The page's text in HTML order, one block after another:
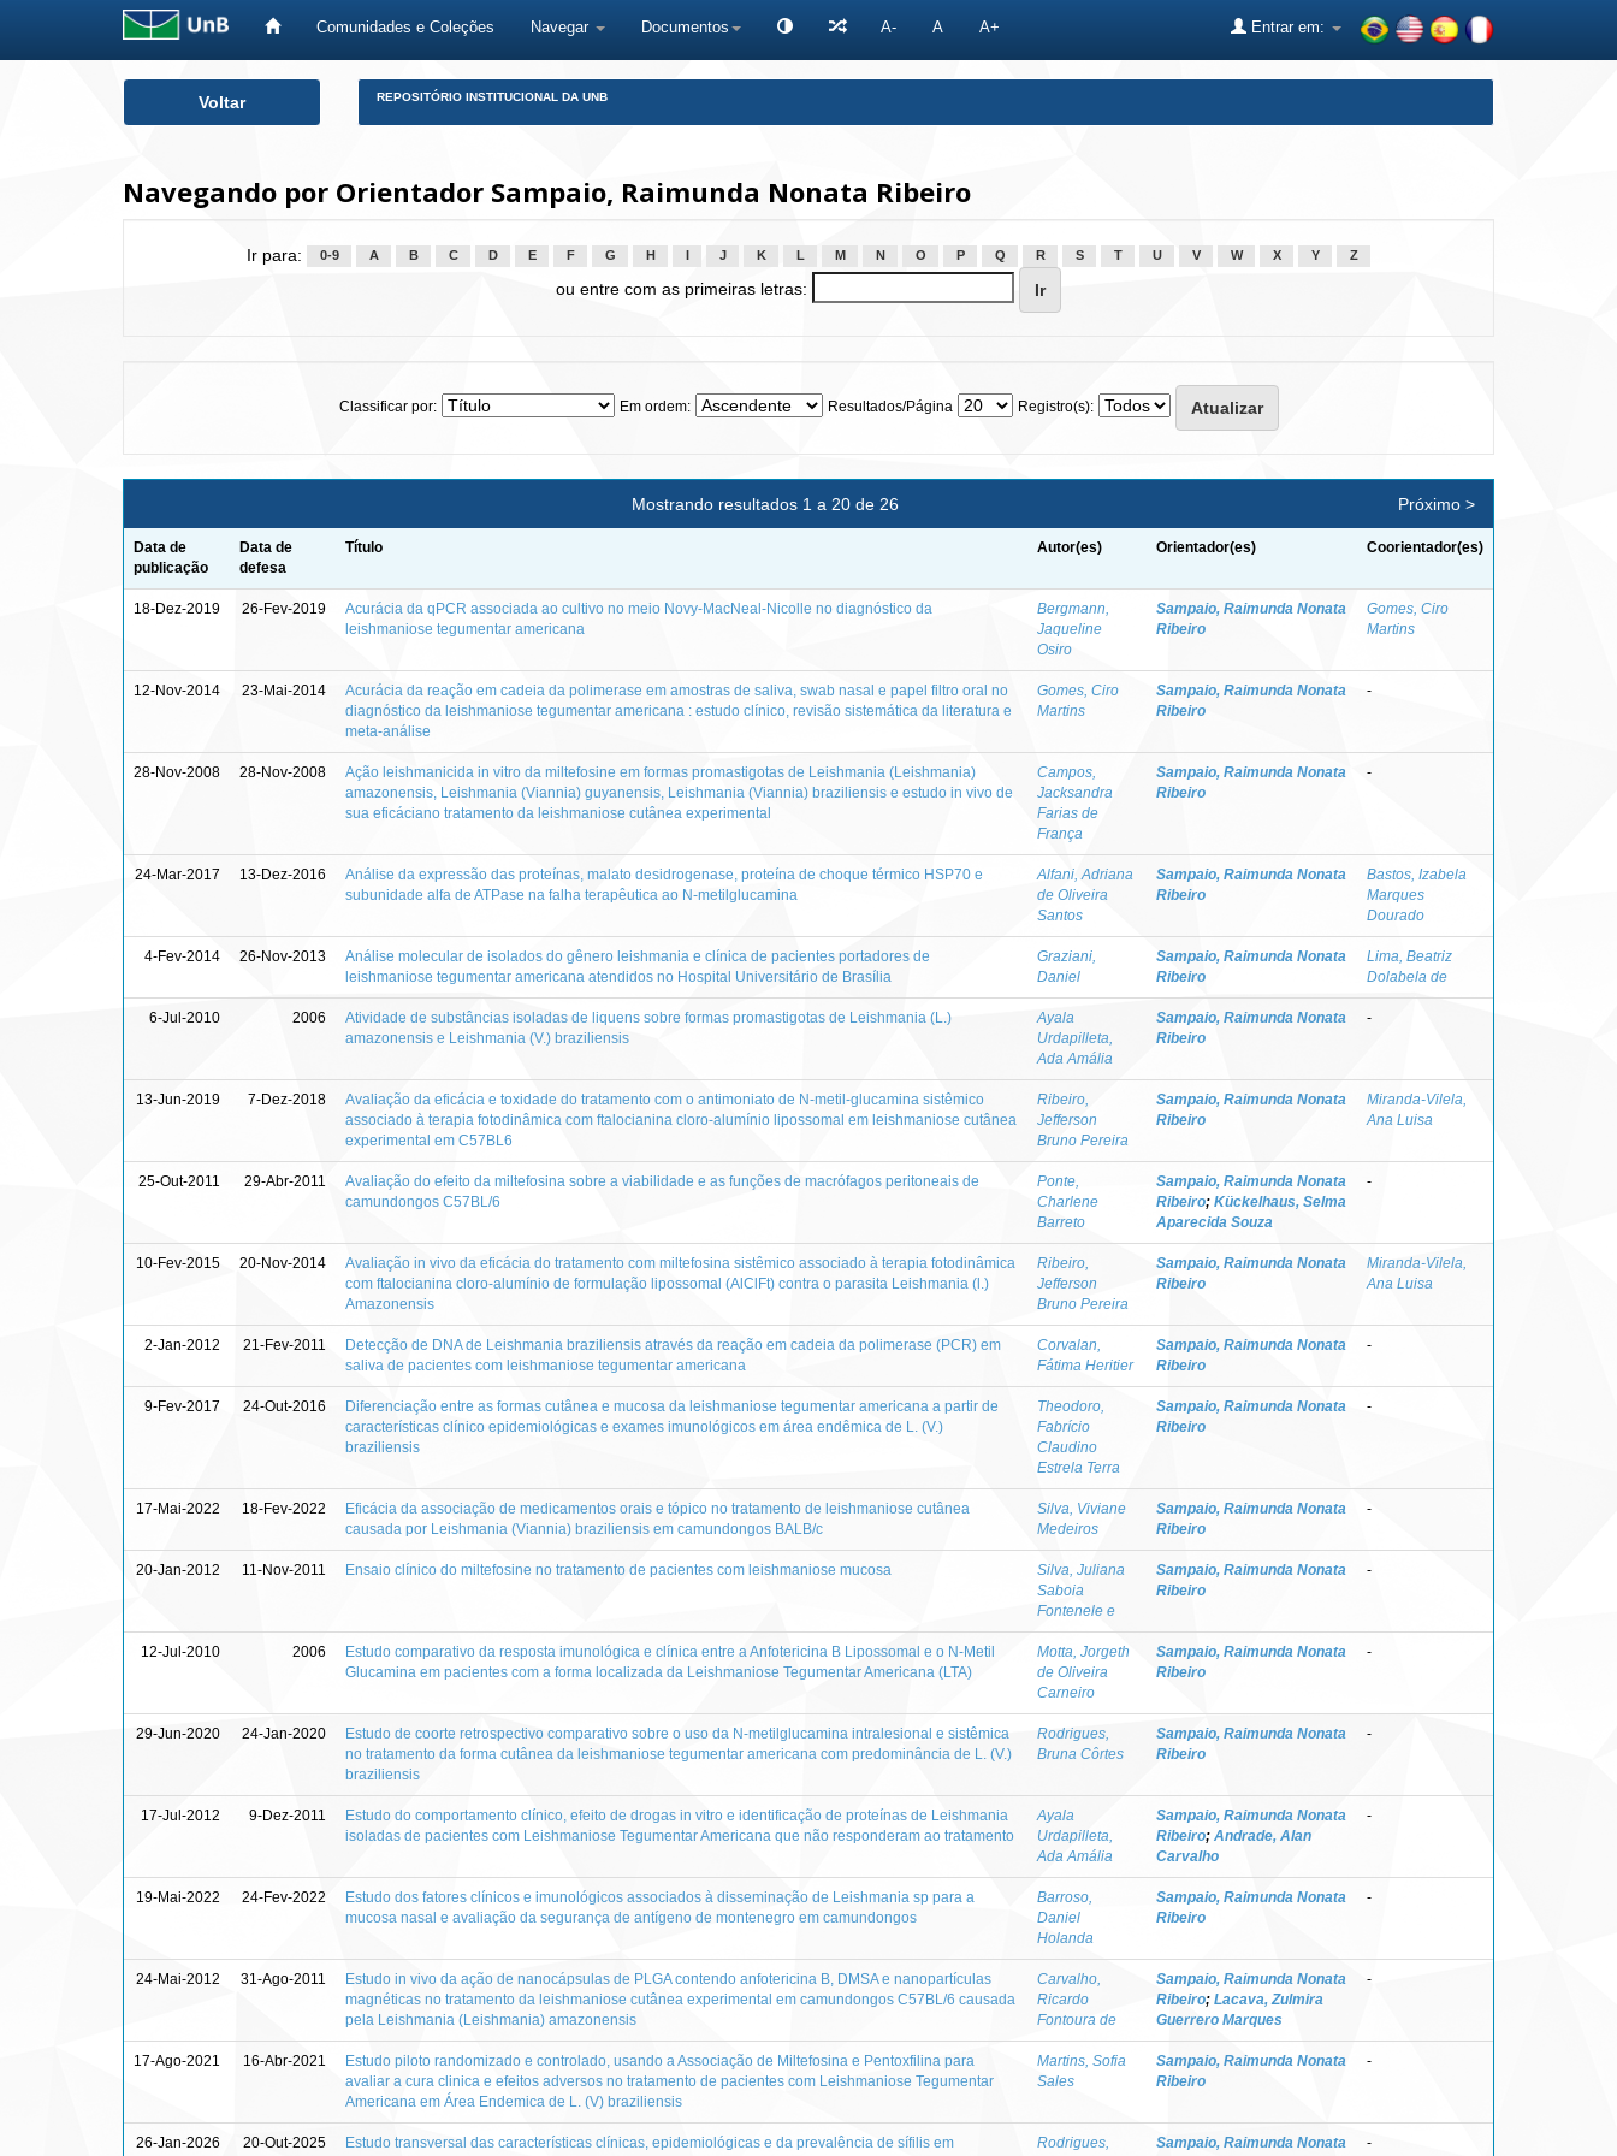
Comunidades e Coleções Navegar Documentos A- A A+ Entrar em:
Voltar REPOSITÓRIO INSTITUCIONAL DA UNB
Navegando por Orientador Sampaio, Raimunda Nonata Ribeiro
Ir para: 0-9 A B C D E F G H J K L M N O P Q R S T U V W X Y Z
ou entre com as primeiras letras:
Classificar por: Em ordem: Resultados/Página Registro(s):
Mostrando resultados 1 a 20 de 26 Próximo >
Data de
publicação
Data de
defesa
Título Autor(es) Orientador(es) Coorientador(es)
18-Dez-2019 26-Fev-2019
Acurácia da qPCR associada ao cultivo no meio Novy-MacNeal-Nicolle no diagnóstico da
leishmaniose tegumentar americana
Bergmann,
Jaqueline
Osiro
Sampaio, Raimunda Nonata
Ribeiro
Gomes, Ciro
Martins
12-Nov-2014 23-Mai-2014
Acurácia da reação em cadeia da polimerase em amostras de saliva, swab nasal e papel filtro oral no
diagnóstico da leishmaniose tegumentar americana : estudo clínico, revisão sistemática da literatura e
meta-análise
Gomes, Ciro
Martins
Sampaio, Raimunda Nonata
Ribeiro
-
28-Nov-2008 28-Nov-2008
Ação leishmanicida in vitro da miltefosine em formas promastigotas de Leishmania (Leishmania)
amazonensis, Leishmania (Viannia) guyanensis, Leishmania (Viannia) braziliensis e estudo in vivo de
sua eficáciano tratamento da leishmaniose cutânea experimental
Campos,
Jacksandra
Farias de
França
Sampaio, Raimunda Nonata
Ribeiro
-
24-Mar-2017 13-Dez-2016
Análise da expressão das proteínas, malato desidrogenase, proteína de choque térmico HSP70 e
subunidade alfa de ATPase na falha terapêutica ao N-metilglucamina
Alfani, Adriana
de Oliveira
Santos
Sampaio, Raimunda Nonata
Ribeiro
Bastos, Izabela
Marques
Dourado
4-Fev-2014 26-Nov-2013
Análise molecular de isolados do gênero leishmania e clínica de pacientes portadores de
leishmaniose tegumentar americana atendidos no Hospital Universitário de Brasília
Graziani,
Daniel
Sampaio, Raimunda Nonata
Ribeiro
Lima, Beatriz
Dolabela de
6-Jul-2010 2006
Atividade de substâncias isoladas de liquens sobre formas promastigotas de Leishmania (L.)
amazonensis e Leishmania (V.) braziliensis
Ayala
Urdapilleta,
Ada Amália
Sampaio, Raimunda Nonata
Ribeiro
-
13-Jun-2019 7-Dez-2018
Avaliação da eficácia e toxidade do tratamento com o antimoniato de N-metil-glucamina sistêmico
associado à terapia fotodinâmica com ftalocianina cloro-alumínio lipossomal em leishmaniose cutânea
experimental em C57BL6
Ribeiro,
Jefferson
Bruno Pereira
Sampaio, Raimunda Nonata
Ribeiro
Miranda-Vilela,
Ana Luisa
25-Out-2011 29-Abr-2011
Avaliação do efeito da miltefosina sobre a viabilidade e as funções de macrófagos peritoneais de
camundongos C57BL/6
Ponte,
Charlene
Barreto
Sampaio, Raimunda Nonata
Ribeiro; Kückelhaus, Selma
Aparecida Souza
-
10-Fev-2015 20-Nov-2014
Avaliação in vivo da eficácia do tratamento com miltefosina sistêmico associado à terapia fotodinâmica
com ftalocianina cloro-alumínio de formulação lipossomal (AlClFt) contra o parasita Leishmania (l.)
Amazonensis
Ribeiro,
Jefferson
Bruno Pereira
Sampaio, Raimunda Nonata
Ribeiro
Miranda-Vilela,
Ana Luisa
2-Jan-2012 21-Fev-2011
Detecção de DNA de Leishmania braziliensis através da reação em cadeia da polimerase (PCR) em
saliva de pacientes com leishmaniose tegumentar americana
Corvalan,
Fátima Heritier
Sampaio, Raimunda Nonata
Ribeiro
-
9-Fev-2017 24-Out-2016
Diferenciação entre as formas cutânea e mucosa da leishmaniose tegumentar americana a partir de
características clínico epidemiológicas e exames imunológicos em área endêmica de L. (V.)
braziliensis
Theodoro,
Fabrício
Claudino
Estrela Terra
Sampaio, Raimunda Nonata
Ribeiro
-
17-Mai-2022 18-Fev-2022
Eficácia da associação de medicamentos orais e tópico no tratamento de leishmaniose cutânea
causada por Leishmania (Viannia) braziliensis em camundongos BALB/c
Silva, Viviane
Medeiros
Sampaio, Raimunda Nonata
Ribeiro
-
20-Jan-2012 11-Nov-2011 Ensaio clínico do miltefosine no tratamento de pacientes com leishmaniose mucosa
Silva, Juliana
Saboia
Fontenele e
Sampaio, Raimunda Nonata
Ribeiro
-
12-Jul-2010 2006
Estudo comparativo da resposta imunológica e clínica entre a Anfotericina B Lipossomal e o N-Metil
Glucamina em pacientes com a forma localizada da Leishmaniose Tegumentar Americana (LTA)
Motta, Jorgeth
de Oliveira
Carneiro
Sampaio, Raimunda Nonata
Ribeiro
-
29-Jun-2020 24-Jan-2020
Estudo de coorte retrospectivo comparativo sobre o uso da N-metilglucamina intralesional e sistêmica
no tratamento da forma cutânea da leishmaniose tegumentar americana com predominância de L. (V.)
braziliensis
Rodrigues,
Bruna Côrtes
Sampaio, Raimunda Nonata
Ribeiro
-
17-Jul-2012 9-Dez-2011
Estudo do comportamento clínico, efeito de drogas in vitro e identificação de proteínas de Leishmania
isoladas de pacientes com Leishmaniose Tegumentar Americana que não responderam ao tratamento
Ayala
Urdapilleta,
Ada Amália
Sampaio, Raimunda Nonata
Ribeiro; Andrade, Alan
Carvalho
-
19-Mai-2022 24-Fev-2022
Estudo dos fatores clínicos e imunológicos associados à disseminação de Leishmania sp para a
mucosa nasal e avaliação da segurança de antígeno de montenegro em camundongos
Barroso,
Daniel
Holanda
Sampaio, Raimunda Nonata
Ribeiro
-
24-Mai-2012 31-Ago-2011
Estudo in vivo da ação de nanocápsulas de PLGA contendo anfotericina B, DMSA e nanopartículas
magnéticas no tratamento da leishmaniose cutânea experimental em camundongos C57BL/6 causada
pela Leishmania (Leishmania) amazonensis
Carvalho,
Ricardo
Fontoura de
Sampaio, Raimunda Nonata
Ribeiro; Lacava, Zulmira
Guerrero Marques
-
17-Ago-2021 16-Abr-2021
Estudo piloto randomizado e controlado, usando a Associação de Miltefosina e Pentoxfilina para
avaliar a cura clinica e efeitos adversos no tratamento de pacientes com Leishmaniose Tegumentar
Americana em Área Endemica de L. (V) braziliensis
Martins, Sofia
Sales
Sampaio, Raimunda Nonata
Ribeiro
-
26-Jan-2026 20-Out-2025
Estudo transversal das características clínicas, epidemiológicas e da prevalência de sífilis em
Rodrigues,
Sampaio, Raimunda Nonata
-